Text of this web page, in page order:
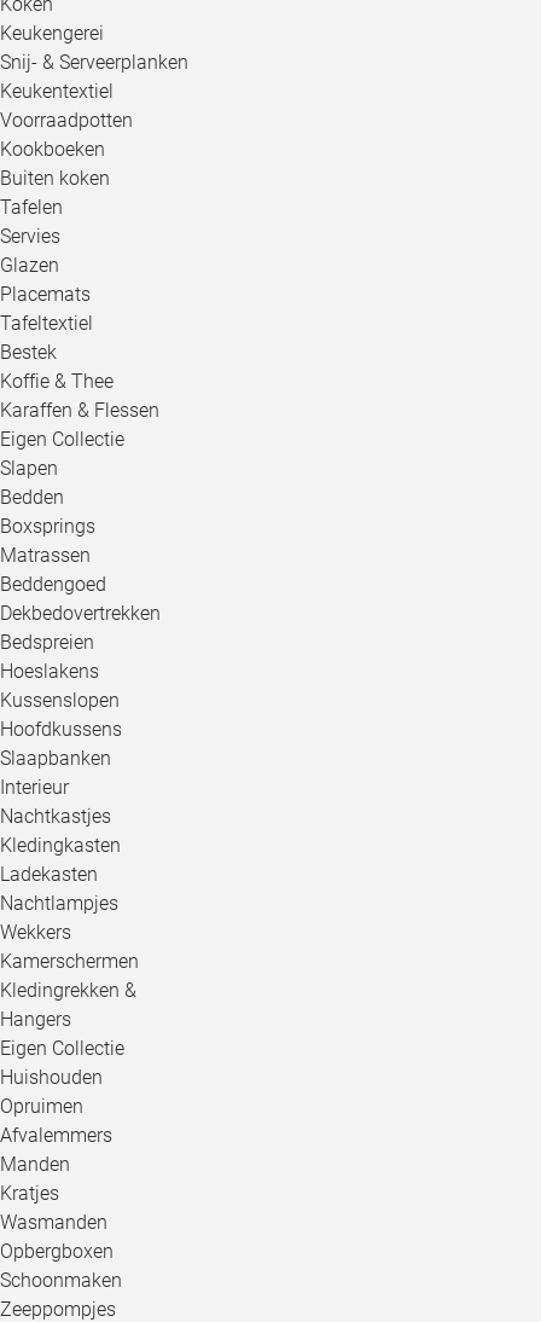
Keukengerei
Snij- & Serveerplanken
Keukentextiel
Voorraadpotten
Kookboeken
Buiten koken
Tafelen
Servies
Glazen
Placemats
Tafeltextiel
Bestek
Koffie & Thee
Karaffen & Flessen
Eigen Collectie
Slapen
Bedden
Boxsprings
Matrassen
Beddengoed
Dekbedovertrekken
Bedspreien
Hoeslakens
Kussenslopen
Hoofdkussens
Slaapbanken
Interieur
Nachtkastjes
Kledingkasten
Ladekasten
Nachtlampjes
Wekkers
Kamerschermen
Kledingrekken &
Hangers
Eigen Collectie
Huishouden
Opruimen
Afvalemmers
Manden
Kratjes
Wasmanden
Opbergboxen
Schoonmaken
Zeeppompjes